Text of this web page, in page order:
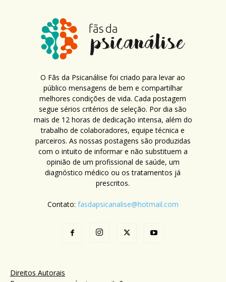
O Fãs da Psicanálise foi criado para levar ao
público mensagens de bem e compartilhar
melhores condições de vida. Cada postagem
segue sérios critérios de seleção. Por dia são
mais de 12 horas de dedicação intensa, além do
trabalho de colaboradores, equipe técnica e
parceiros. As nossas postagens são produzidas
com o intuito de informar e não substituem a
opinião de um profissional de saúde, um
diagnóstico médico ou os tratamentos já
prescritos.
Contato: fasdapsicanalise@hotmail.com
Direitos Autorais